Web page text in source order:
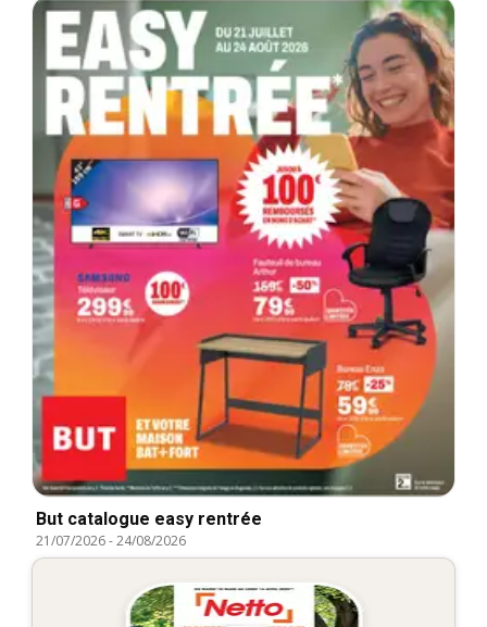
But catalogue easy rentrée
21/07/2026-24/08/2026